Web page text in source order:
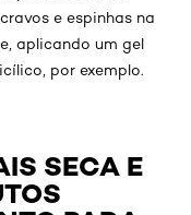
e espinhas na
aplicando um gel
por exemplo.
SECA E